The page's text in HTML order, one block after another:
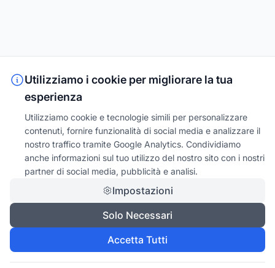
Utilizziamo i cookie per migliorare la tua
esperienza
Utilizziamo cookie e tecnologie simili per personalizzare
contenuti, fornire funzionalità di social media e analizzare il
nostro traffico tramite Google Analytics. Condividiamo
anche informazioni sul tuo utilizzo del nostro sito con i nostri
partner di social media, pubblicità e analisi.
Impostazioni
Solo Necessari
Accetta Tutti